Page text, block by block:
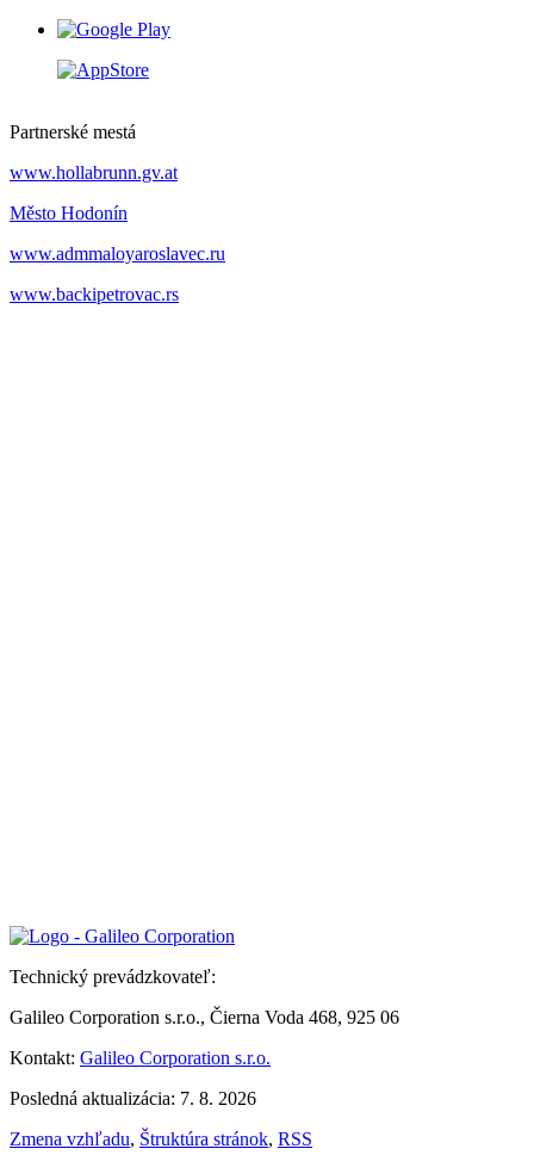
Partnerské mestá
www.hollabrunn.gv.at
Město Hodonín
www.admmaloyaroslavec.ru
www.backipetrovac.rs
Technický prevádzkovateľ:
Galileo Corporation s.r.o., Čierna Voda 468, 925 06
Kontakt: Galileo Corporation s.r.o.
Posledná aktualizácia: 7. 8. 2026
Zmena vzhľadu, Štruktúra stránok, RSS